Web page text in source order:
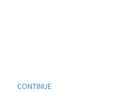
CONTINUE